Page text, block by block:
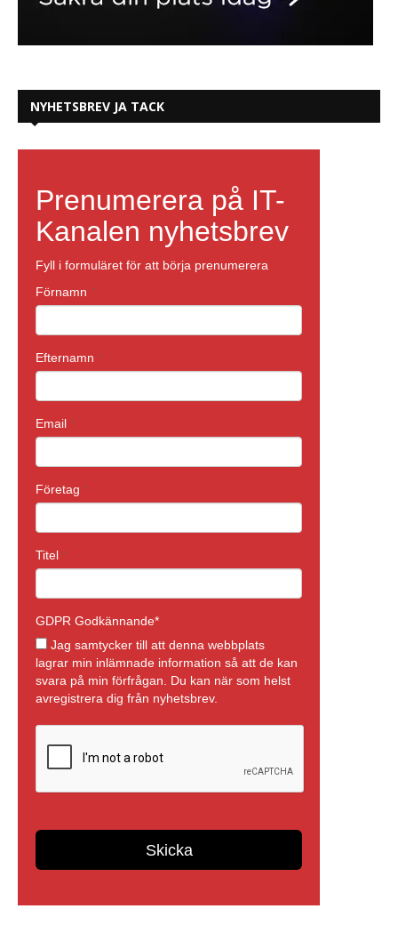
NYHETSBREV JA TACK